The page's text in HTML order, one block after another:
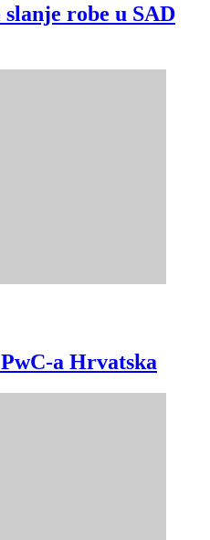
slanje robe u SAD
a Hrvatska